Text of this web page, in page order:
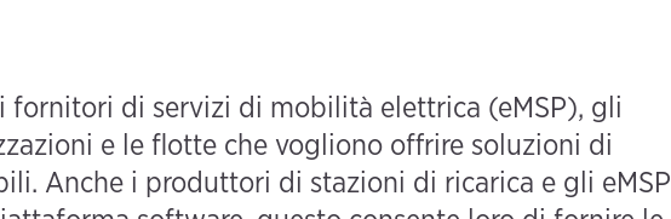
di servizi di mobilità elettrica (eMSP), gli
e le flotte che vogliono offrire soluzioni di
Anche i produttori di stazioni di ricarica e gli eMSP